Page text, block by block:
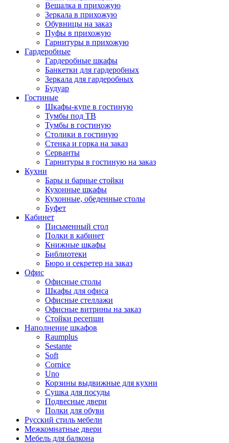
Вешалка в прихожую
Зеркала в прихожую
Обувницы на заказ
Пуфы в прихожую
Гарнитуры в прихожую
Гардеробные
Гардеробные шкафы
Банкетки для гардеробных
Зеркала для гардеробных
Будуар
Гостиные
Шкафы-купе в гостиную
Тумбы под ТВ
Тумбы в гостиную
Столики в гостиную
Стенка и горка на заказ
Серванты
Гарнитуры в гостиную на заказ
Кухни
Бары и барные стойки
Кухонные шкафы
Кухонные, обеденные столы
Буфет
Кабинет
Письменный стол
Полки в кабинет
Книжные шкафы
Библиотеки
Бюро и секретер на заказ
Офис
Офисные столы
Шкафы для офиса
Офисные стеллажи
Офисные витрины на заказ
Стойки ресепшн
Наполнение шкафов
Raumplus
Sestante
Soft
Cornice
Uno
Корзины выдвижные для кухни
Сушка для посуды
Подвесные двери
Полки для обуви
Русский стиль мебели
Межкомнатные двери
Мебель для балкона